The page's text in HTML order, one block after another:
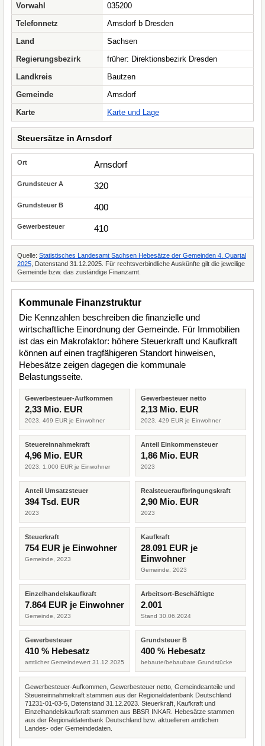
Vorwahl
035200
Telefonnetz
Arnsdorf b Dresden
Land
Sachsen
Regierungsbezirk
früher: Direktionsbezirk Dresden
Landkreis
Bautzen
Gemeinde
Arnsdorf
Karte
Karte und Lage
Steuersätze in Arnsdorf
Arnsdorf
320
400
410
Quelle: Statistisches Landesamt Sachsen Hebesätze der Gemeinden 4. Quartal
2025 , Datenstand 31.12.2025. Für rechtsverbindliche Auskünfte gilt die jeweilige
Gemeinde bzw. das zuständige Finanzamt.
Kommunale Finanzstruktur
Die Kennzahlen beschreiben die finanzielle und
wirtschaftliche Einordnung der Gemeinde. Für Immobilien
ist das ein Makrofaktor: höhere Steuerkraft und Kaufkraft
können auf einen tragfähigeren Standort hinweisen,
Hebesätze zeigen dagegen die kommunale
Belastungsseite.
Gewerbesteuer-Aufkommen
2,33 Mio. EUR
2023, 469 EUR je Einwohner
Gewerbesteuer netto
2,13 Mio. EUR
2023, 429 EUR je Einwohner
Steuereinnahmekraft
4,96 Mio. EUR
2023, 1.000 EUR je Einwohner
Anteil Einkommensteuer
1,86 Mio. EUR
2023
Anteil Umsatzsteuer
394 Tsd. EUR
2023
Realsteueraufbringungskraft
2,90 Mio. EUR
2023
Steuerkraft
754 EUR je Einwohner
Gemeinde, 2023
Kaufkraft
28.091 EUR je
Einwohner
Gemeinde, 2023
Einzelhandelskaufkraft
7.864 EUR je Einwohner
Gemeinde, 2023
Arbeitsort-Beschäftigte
2.001
Stand 30.06.2024
Gewerbesteuer
410 % Hebesatz
amtlicher Gemeindewert 31.12.2025
Grundsteuer B
400 % Hebesatz
bebaute/bebaubare Grundstücke
Gewerbesteuer-Aufkommen, Gewerbesteuer netto, Gemeindeanteile und
Steuereinnahmekraft stammen aus der Regionaldatenbank Deutschland
71231-01-03-5, Datenstand 31.12.2023. Steuerkraft, Kaufkraft und
Einzelhandelskaufkraft stammen aus BBSR INKAR. Hebesätze stammen
aus der Regionaldatenbank Deutschland bzw. aktuelleren amtlichen
Landes- oder Gemeindedaten.